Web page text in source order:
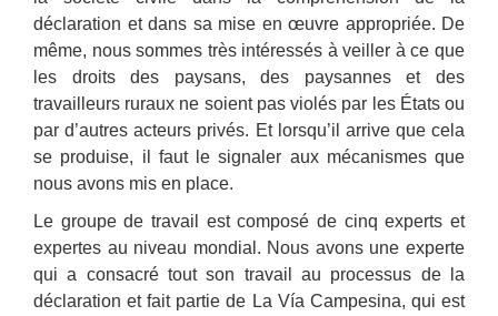
déclaration et dans sa mise en œuvre appropriée. De
même, nous sommes très intéressés à veiller à ce que
les droits des paysans, des paysannes et des
travailleurs ruraux ne soient pas violés par les États ou
par d’autres acteurs privés. Et lorsqu’il arrive que cela
se produise, il faut le signaler aux mécanismes que
nous avons mis en place.
Le groupe de travail est composé de cinq experts et
expertes au niveau mondial. Nous avons une experte
qui a consacré tout son travail au processus de la
déclaration et fait partie de La Vía Campesina, qui est